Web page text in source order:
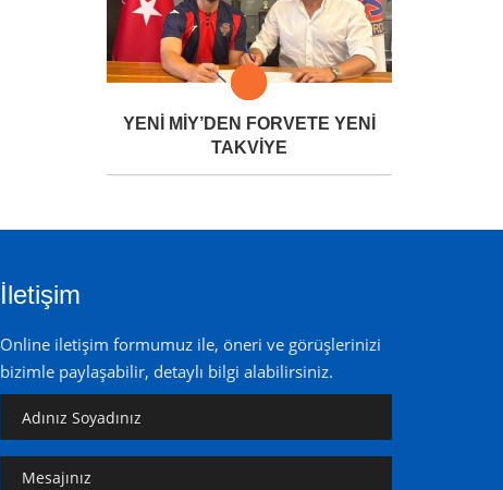
YENİ MİY’DEN FORVETE YENİ
TAKVİYE
İletişim
Online iletişim formumuz ile, öneri ve görüşlerinizi
bizimle paylaşabilir, detaylı bilgi alabilirsiniz.